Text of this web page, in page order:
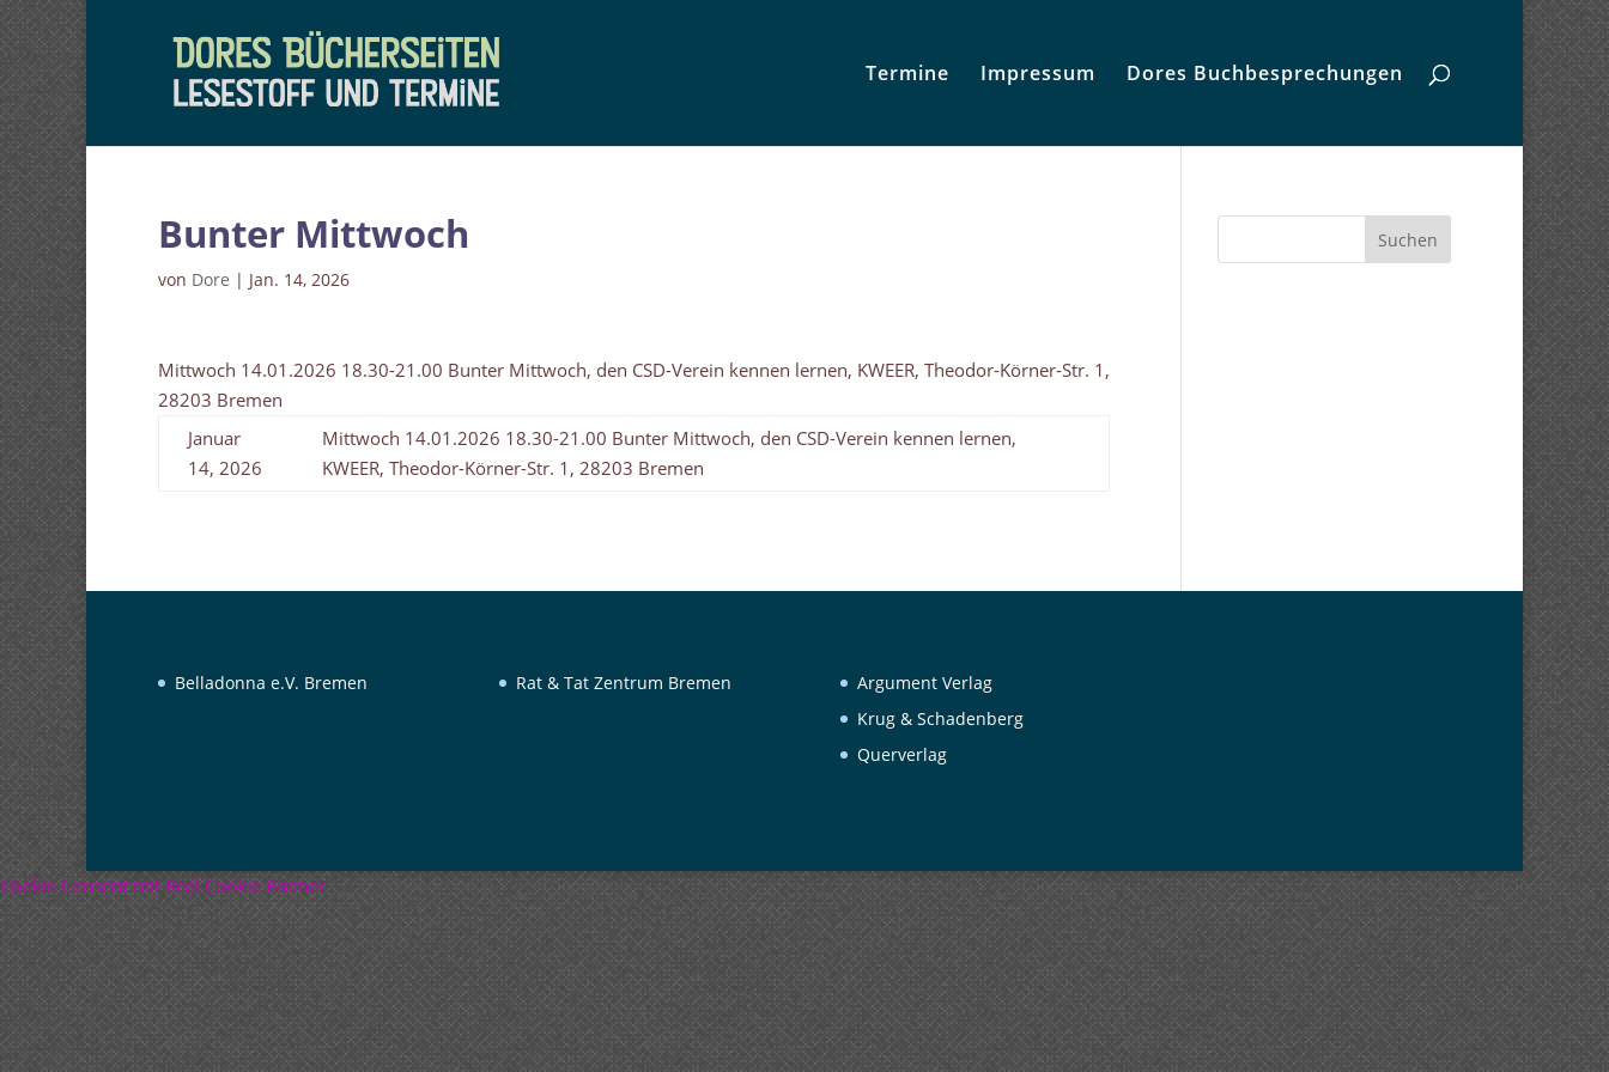
Termine Impressum Dores Buchbesprechungen
Bunter Mittwoch
von Dore | Jan. 14, 2026
Mittwoch 14.01.2026 18.30-21.00 Bunter Mittwoch, den CSD-Verein kennen lernen, KWEER, Theodor-Körner-Str. 1,
28203 Bremen
Januar
14, 2026
Mittwoch 14.01.2026 18.30-21.00 Bunter Mittwoch, den CSD-Verein kennen lernen,
KWEER, Theodor-Körner-Str. 1, 28203 Bremen
Suchen
Belladonna e.V. Bremen Rat & Tat Zentrum Bremen
Argument Verlag
Krug & Schadenberg
Querverlag
Cookie Consent mit Real Cookie Banner